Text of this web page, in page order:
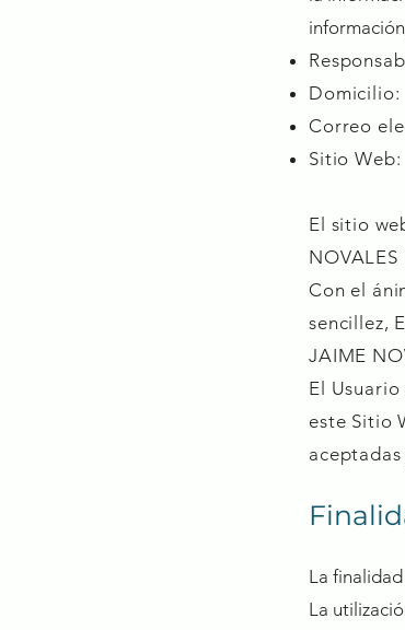
Domicilio:
Correo
Sitio
El sitio
NOVALES
Con el
sencillez,
JAIME
El
este Sitio
La
La